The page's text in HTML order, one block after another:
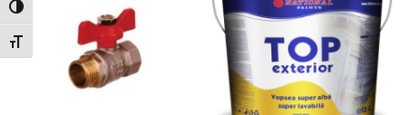
Toggle High Contrast
Toggle Font size